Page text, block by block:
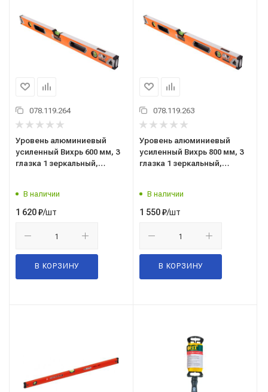
078.119.264
Уровень алюминиевый
усиленный Вихрь 600 мм, 3
глазка 1 зеркальный,
В наличии
1 620₽/шт
В КОРЗИНУ
078.119.263
Уровень алюминиевый
усиленный Вихрь 800 мм, 3
глазка 1 зеркальный,
В наличии
1 550₽/шт
В КОРЗИНУ